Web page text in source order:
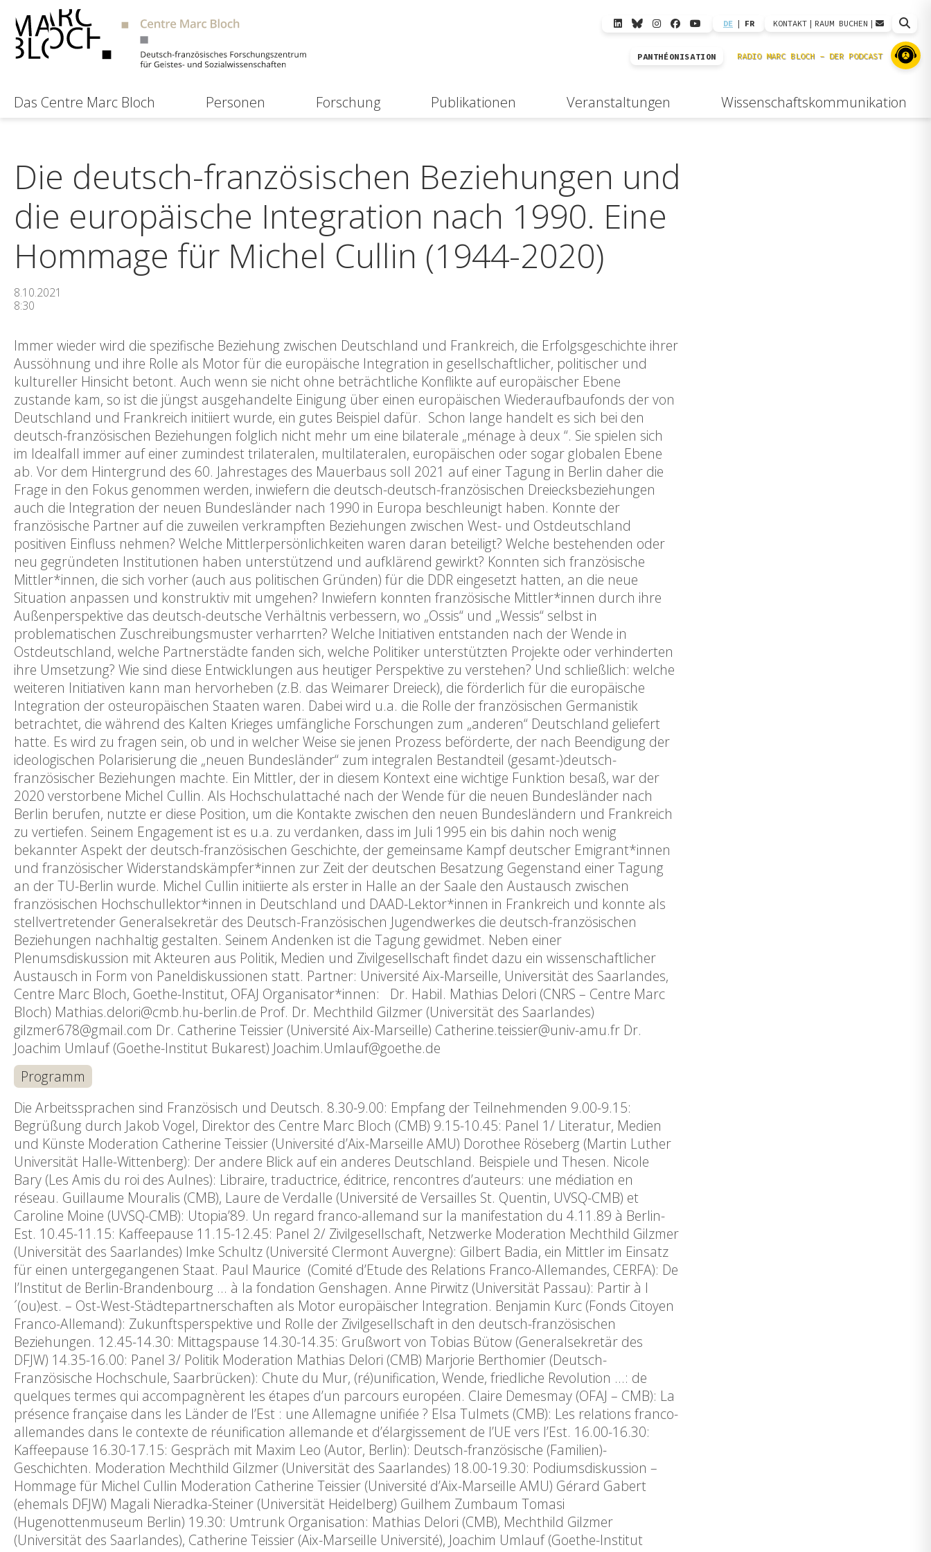
DE | FR KONTAKT | RAUM BUCHEN |
PANTHÉONISATION
Das Centre Marc Bloch Personen Forschung Publikationen Veranstaltungen Wissenschaftskommunikation
Die deutsch-französischen Beziehungen und
die europäische Integration nach 1990. Eine
Hommage für Michel Cullin (1944-2020)
8.10.2021
8:30
Immer wieder wird die spezifische Beziehung zwischen Deutschland und Frankreich, die Erfolgsgeschichte ihrer
Aussöhnung und ihre Rolle als Motor für die europäische Integration in gesellschaftlicher, politischer und
kultureller Hinsicht betont. Auch wenn sie nicht ohne beträchtliche Konflikte auf europäischer Ebene
zustande kam, so ist die jüngst ausgehandelte Einigung über einen europäischen Wiederaufbaufonds der von
Deutschland und Frankreich initiiert wurde, ein gutes Beispiel dafür. Schon lange handelt es sich bei den
deutsch-französischen Beziehungen folglich nicht mehr um eine bilaterale „ménage à deux “. Sie spielen sich
im Idealfall immer auf einer zumindest trilateralen, multilateralen, europäischen oder sogar globalen Ebene
ab. Vor dem Hintergrund des 60. Jahrestages des Mauerbaus soll 2021 auf einer Tagung in Berlin daher die
Frage in den Fokus genommen werden, inwiefern die deutsch-deutsch-französischen Dreiecksbeziehungen
auch die Integration der neuen Bundesländer nach 1990 in Europa beschleunigt haben. Konnte der
französische Partner auf die zuweilen verkrampften Beziehungen zwischen West- und Ostdeutschland
positiven Einfluss nehmen? Welche Mittlerpersönlichkeiten waren daran beteiligt? Welche bestehenden oder
neu gegründeten Institutionen haben unterstützend und aufklärend gewirkt? Konnten sich französische
Mittler*innen, die sich vorher (auch aus politischen Gründen) für die DDR eingesetzt hatten, an die neue
Situation anpassen und konstruktiv mit umgehen? Inwiefern konnten französische Mittler*innen durch ihre
Außenperspektive das deutsch-deutsche Verhältnis verbessern, wo „Ossis“ und „Wessis“ selbst in
problematischen Zuschreibungsmuster verharrten? Welche Initiativen entstanden nach der Wende in
Ostdeutschland, welche Partnerstädte fanden sich, welche Politiker unterstützten Projekte oder verhinderten
ihre Umsetzung? Wie sind diese Entwicklungen aus heutiger Perspektive zu verstehen? Und schließlich: welche
weiteren Initiativen kann man hervorheben (z.B. das Weimarer Dreieck), die förderlich für die europäische
Integration der osteuropäischen Staaten waren. Dabei wird u.a. die Rolle der französischen Germanistik
betrachtet, die während des Kalten Krieges umfängliche Forschungen zum „anderen“ Deutschland geliefert
hatte. Es wird zu fragen sein, ob und in welcher Weise sie jenen Prozess beförderte, der nach Beendigung der
ideologischen Polarisierung die „neuen Bundesländer“ zum integralen Bestandteil (gesamt-)deutsch-
französischer Beziehungen machte. Ein Mittler, der in diesem Kontext eine wichtige Funktion besaß, war der
2020 verstorbene Michel Cullin. Als Hochschulattaché nach der Wende für die neuen Bundesländer nach
Berlin berufen, nutzte er diese Position, um die Kontakte zwischen den neuen Bundesländern und Frankreich
zu vertiefen. Seinem Engagement ist es u.a. zu verdanken, dass im Juli 1995 ein bis dahin noch wenig
bekannter Aspekt der deutsch-französischen Geschichte, der gemeinsame Kampf deutscher Emigrant*innen
und französischer Widerstandskämpfer*innen zur Zeit der deutschen Besatzung Gegenstand einer Tagung
an der TU-Berlin wurde. Michel Cullin initiierte als erster in Halle an der Saale den Austausch zwischen
französischen Hochschullektor*innen in Deutschland und DAAD-Lektor*innen in Frankreich und konnte als
stellvertretender Generalsekretär des Deutsch-Französischen Jugendwerkes die deutsch-französischen
Beziehungen nachhaltig gestalten. Seinem Andenken ist die Tagung gewidmet. Neben einer
Plenumsdiskussion mit Akteuren aus Politik, Medien und Zivilgesellschaft findet dazu ein wissenschaftlicher
Austausch in Form von Paneldiskussionen statt. Partner: Université Aix-Marseille, Universität des Saarlandes,
Centre Marc Bloch, Goethe-Institut, OFAJ Organisator*innen: Dr. Habil. Mathias Delori (CNRS – Centre Marc
Bloch) Mathias.delori@cmb.hu-berlin.de Prof. Dr. Mechthild Gilzmer (Universität des Saarlandes)
gilzmer678@gmail.com Dr. Catherine Teissier (Université Aix-Marseille) Catherine.teissier@univ-amu.fr Dr.
Joachim Umlauf (Goethe-Institut Bukarest) Joachim.Umlauf@goethe.de
Programm
Die Arbeitssprachen sind Französisch und Deutsch. 8.30-9.00: Empfang der Teilnehmenden 9.00-9.15:
Begrüßung durch Jakob Vogel, Direktor des Centre Marc Bloch (CMB) 9.15-10.45: Panel 1/ Literatur, Medien
und Künste Moderation Catherine Teissier (Université d’Aix-Marseille AMU) Dorothee Röseberg (Martin Luther
Universität Halle-Wittenberg): Der andere Blick auf ein anderes Deutschland. Beispiele und Thesen. Nicole
Bary (Les Amis du roi des Aulnes): Libraire, traductrice, éditrice, rencontres d’auteurs: une médiation en
réseau. Guillaume Mouralis (CMB), Laure de Verdalle (Université de Versailles St. Quentin, UVSQ-CMB) et
Caroline Moine (UVSQ-CMB): Utopia’89. Un regard franco-allemand sur la manifestation du 4.11.89 à Berlin-
Est. 10.45-11.15: Kaffeepause 11.15-12.45: Panel 2/ Zivilgesellschaft, Netzwerke Moderation Mechthild Gilzmer
(Universität des Saarlandes) Imke Schultz (Université Clermont Auvergne): Gilbert Badia, ein Mittler im Einsatz
für einen untergegangenen Staat. Paul Maurice (Comité d’Etude des Relations Franco-Allemandes, CERFA): De
l’Institut de Berlin-Brandenbourg … à la fondation Genshagen. Anne Pirwitz (Universität Passau): Partir à l
´(ou)est. – Ost-West-Städtepartnerschaften als Motor europäischer Integration. Benjamin Kurc (Fonds Citoyen
Franco-Allemand): Zukunftsperspektive und Rolle der Zivilgesellschaft in den deutsch-französischen
Beziehungen. 12.45-14.30: Mittagspause 14.30-14.35: Grußwort von Tobias Bütow (Generalsekretär des
DFJW) 14.35-16.00: Panel 3/ Politik Moderation Mathias Delori (CMB) Marjorie Berthomier (Deutsch-
Französische Hochschule, Saarbrücken): Chute du Mur, (ré)unification, Wende, friedliche Revolution …: de
quelques termes qui accompagnèrent les étapes d’un parcours européen. Claire Demesmay (OFAJ – CMB): La
présence française dans les Länder de l’Est : une Allemagne unifiée ? Elsa Tulmets (CMB): Les relations franco-
allemandes dans le contexte de réunification allemande et d’élargissement de l’UE vers l’Est. 16.00-16.30:
Kaffeepause 16.30-17.15: Gespräch mit Maxim Leo (Autor, Berlin): Deutsch-französische (Familien)-
Geschichten. Moderation Mechthild Gilzmer (Universität des Saarlandes) 18.00-19.30: Podiumsdiskussion –
Hommage für Michel Cullin Moderation Catherine Teissier (Université d’Aix-Marseille AMU) Gérard Gabert
(ehemals DFJW) Magali Nieradka-Steiner (Universität Heidelberg) Guilhem Zumbaum Tomasi
(Hugenottenmuseum Berlin) 19.30: Umtrunk Organisation: Mathias Delori (CMB), Mechthild Gilzmer
(Universität des Saarlandes), Catherine Teissier (Aix-Marseille Université), Joachim Umlauf (Goethe-Institut